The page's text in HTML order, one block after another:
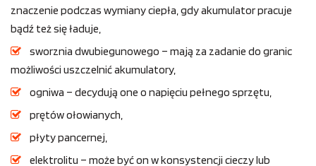
znaczenie podczas wymiany ciepła, gdy akumulator pracuje
bądź też się ładuje,
sworznia dwubiegunowego – mają za zadanie do granic
możliwości uszczelnić akumulatory,
ogniwa – decydują one o napięciu pełnego sprzętu,
prętów ołowianych,
płyty pancernej,
elektrolitu – może być on w konsystencji cieczy lub